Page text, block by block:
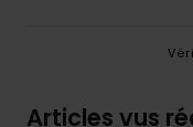
Articles vus